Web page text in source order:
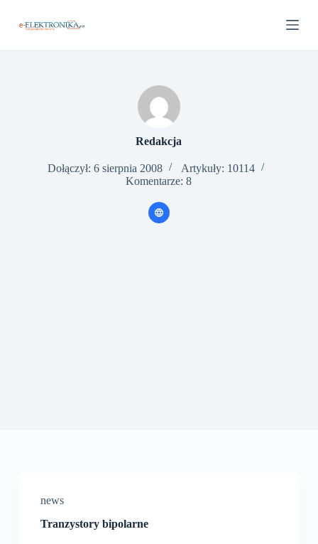
Redakcja
Dołączył: 6 sierpnia 2008
Artykuły: 10114
Komentarze: 8
news
Tranzystory bipolarne